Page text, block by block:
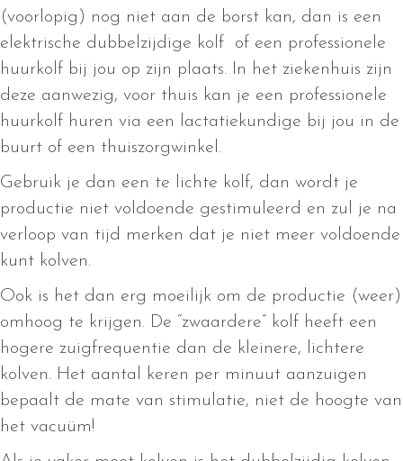
(voorlopig) nog niet aan de borst kan, dan is een
elektrische dubbelzijdige kolf of een professionele
huurkolf bij jou op zijn plaats. In het ziekenhuis zijn
deze aanwezig, voor thuis kan je een professionele
huurkolf huren via een lactatiekundige bij jou in de
buurt of een thuiszorgwinkel.
Gebruik je dan een te lichte kolf, dan wordt je
productie niet voldoende gestimuleerd en zul je na
verloop van tijd merken dat je niet meer voldoende
kunt kolven.
Ook is het dan erg moeilijk om de productie (weer)
omhoog te krijgen. De “zwaardere” kolf heeft een
hogere zuigfrequentie dan de kleinere, lichtere
kolven. Het aantal keren per minuut aanzuigen
bepaalt de mate van stimulatie, niet de hoogte van
het vacuüm!